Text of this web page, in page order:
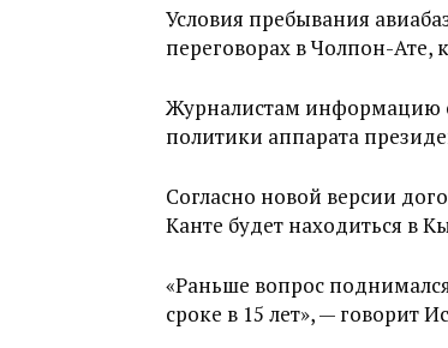
Условия пребывания
переговорах в Чолпон-Ате,
Журналистам информацию
политики аппарата
Согласно новой версии
Канте будет находиться в
«Раньше вопрос
сроке в 15 лет», — говорит